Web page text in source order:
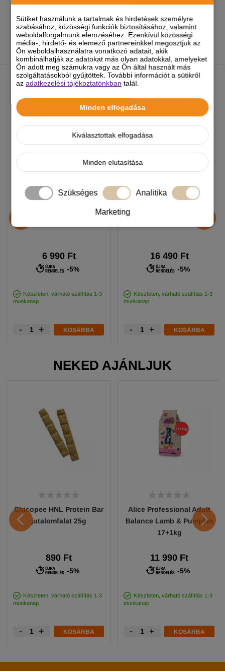
Sütiket használunk a tartalmak és hirdetések személyre
szabásához, közösségi funkciók biztosításához, valamint
weboldalforgalmunk elemzéséhez. Ezenkívül közösségi
média-, hirdető- és elemező partnereinkkel megosztjuk az
Ön weboldalhasználatra vonatkozó adatait, akik
kombinálhatják az adatokat más olyan adatokkal, amelyeket
Ön adott meg számukra vagy az Ön által használt más
szolgáltatásokból gyűjtöttek. További információt a sütikről
azadatkezelési tájékoztatónkban talál.
Minden elfogadása
Kiválasztottak elfogadása
Minden elutasítása
Szükséges Analitika
Marketing
Feladó:Imre / 2021.01.20. 10:30
HELYETTESÍTŐ TERMÉKEK
6 990 Ft
-5%
Készleten, várható szállítás 1-3
munkanap
- + KOSÁRBA
16 490 Ft
-5%
Készleten, várható szállítás 1-3
munkanap
- + KOSÁRBA
NEKED AJÁNLJUK
Chicopee HNL Protein Bar
jutalomfalat 25g
890 Ft
-5%
Készleten, várható szállítás 1-3
munkanap
- + KOSÁRBA
Alice Professional Adult
Balance Lamb & Pumpkin
17+1kg
11 990 Ft
-5%
Készleten, várható szállítás 1-3
munkanap
- + KOSÁRBA